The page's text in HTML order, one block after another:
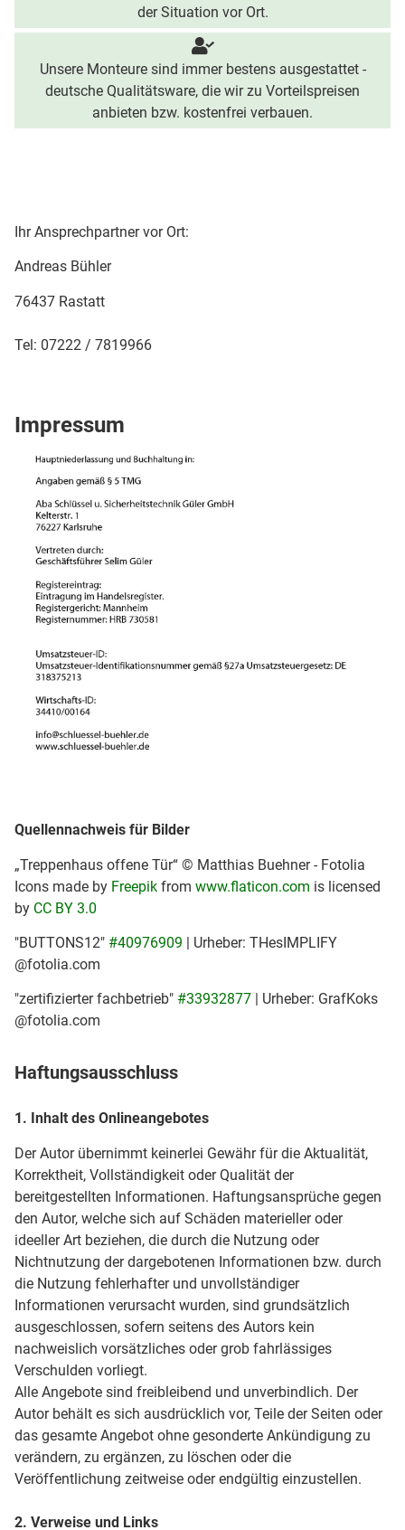
der Situation vor Ort.
Unsere Monteure sind immer bestens ausgestattet -
deutsche Qualitätsware, die wir zu Vorteilspreisen
anbieten bzw. kostenfrei verbauen.
Ihr Ansprechpartner vor Ort:
Andreas Bühler
76437 Rastatt
Tel: 07222 / 7819966
Impressum
Quellennachweis für Bilder
„Treppenhaus offene Tür“ © Matthias Buehner - Fotolia
Icons made by Freepik from www.flaticon.com is licensed
by CC BY 3.0
"BUTTONS12" #40976909 | Urheber: THesIMPLIFY
@fotolia.com
"zertifizierter fachbetrieb" #33932877 | Urheber: GrafKoks
@fotolia.com
Haftungsausschluss
1. Inhalt des Onlineangebotes
Der Autor übernimmt keinerlei Gewähr für die Aktualität,
Korrektheit, Vollständigkeit oder Qualität der
bereitgestellten Informationen. Haftungsansprüche gegen
den Autor, welche sich auf Schäden materieller oder
ideeller Art beziehen, die durch die Nutzung oder
Nichtnutzung der dargebotenen Informationen bzw. durch
die Nutzung fehlerhafter und unvollständiger
Informationen verursacht wurden, sind grundsätzlich
ausgeschlossen, sofern seitens des Autors kein
nachweislich vorsätzliches oder grob fahrlässiges
Verschulden vorliegt.
Alle Angebote sind freibleibend und unverbindlich. Der
Autor behält es sich ausdrücklich vor, Teile der Seiten oder
das gesamte Angebot ohne gesonderte Ankündigung zu
verändern, zu ergänzen, zu löschen oder die
Veröffentlichung zeitweise oder endgültig einzustellen.
2. Verweise und Links